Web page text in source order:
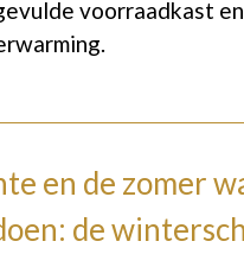
voorraadkast en
en de zomer
de